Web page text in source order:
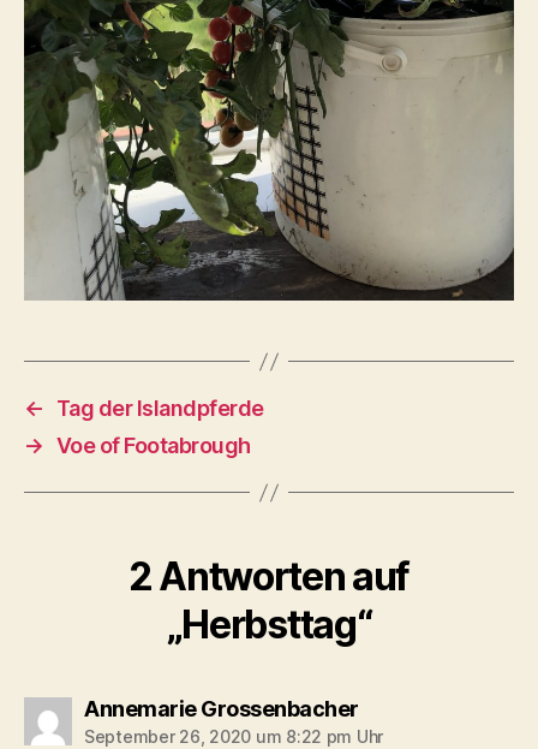
←
Tag der Islandpferde
→ Voe of Footabrough
2 Antworten auf
„Herbsttag“
Annemarie Grossenbachersagt:
September 26, 2020 um 8:22 pm Uhr